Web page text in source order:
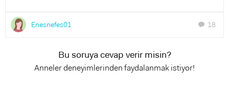
Enesnefes01 chat 18
Bu soruya cevap verir misin?
Anneler deneyimlerinden faydalanmak istiyor!